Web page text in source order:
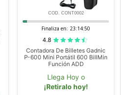
COD. CONT0002
Finaliza en: 23:14:48
4.8
Contadora De Billetes Gadnic
P-600 Mini Portátil 600 BillMin
Función ADD
Llega Hoy o
¡Retiralo hoy!